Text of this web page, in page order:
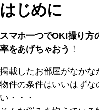
はじめに
スマホ一つでOK!撮り方
率をあげちゃおう！
掲載したお部屋がなかな
物件の条件はいいはず
い・・・